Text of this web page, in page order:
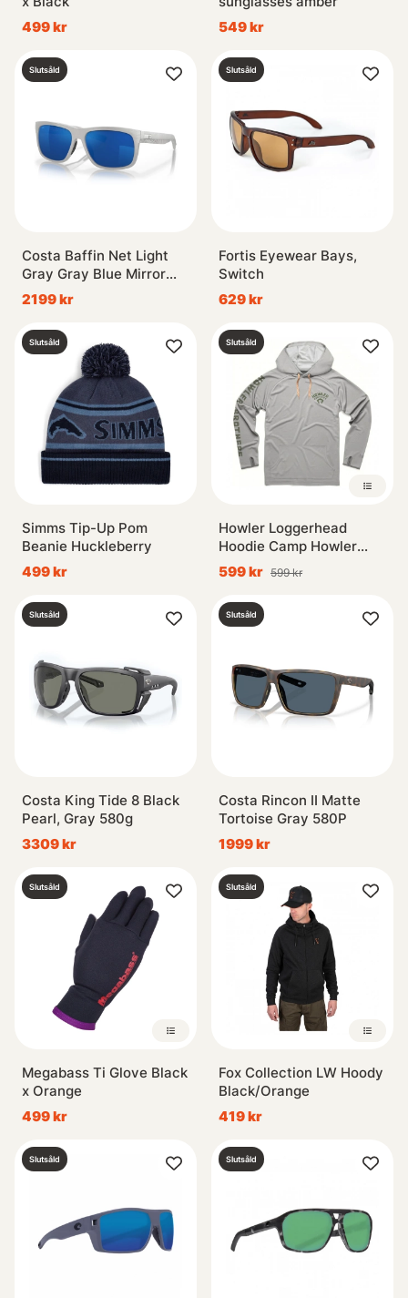
499 kr
549 kr
Slutsåld
Costa Baffin Net Light
Gray Gray Blue Mirror
580G
2199 kr
Slutsåld
Fortis Eyewear Bays,
Switch
629 kr
Slutsåld
Simms Tip-Up Pom
Beanie Huckleberry
499 kr
Slutsåld
Howler Loggerhead
Hoodie Camp Howler
Smoke
599 kr 599 kr
Slutsåld
Costa King Tide 8 Black
Pearl, Gray 580g
3309 kr
Slutsåld
Costa Rincon II Matte
Tortoise Gray 580P
1999 kr
Slutsåld
Megabass Ti Glove Black
x Orange
499 kr
Slutsåld
Fox Collection LW Hoody
Black/Orange
419 kr
Slutsåld Slutsåld